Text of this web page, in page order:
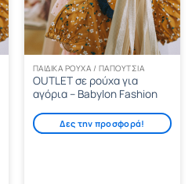
ΠΑΙΔΙΚΆ ΡΟΎΧΑ / ΠΑΠΟΎΤΣΙΑ
OUTLET σε ρούχα για
αγόρια – Babylon Fashion
Δες την προσφορά!